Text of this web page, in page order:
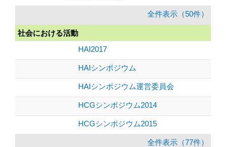
全件表示（50件）
社会における活動
HAI2017
HAIシンポジウム
HAIシンポジウム運営委員会
HCGシンポジウム2014
HCGシンポジウム2015
全件表示（77件）